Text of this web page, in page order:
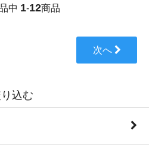
中 1-12商品
次へ
込む